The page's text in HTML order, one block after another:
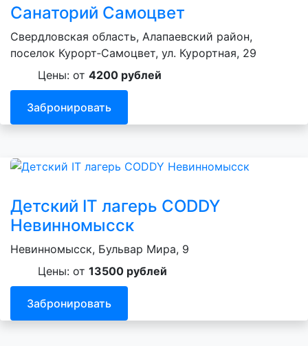
Санаторий Самоцвет
Свердловская область, Алапаевский район,
поселок Курорт‑Самоцвет, ул. Курортная, 29
Цены: от 4200 рублей
Забронировать
Детский IT лагерь CODDY
Невинномысск
Невинномысск, Бульвар Мира, 9
Цены: от 13500 рублей
Забронировать